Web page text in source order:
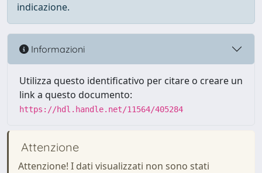
indicazione.
Informazioni
Utilizza questo identificativo per citare o creare un
link a questo documento:
https://hdl.handle.net/11564/405284
Attenzione
Attenzione! I dati visualizzati non sono stati